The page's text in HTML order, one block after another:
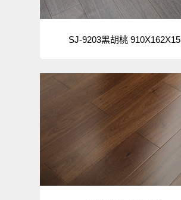
SJ-9203黑胡桃 910X162X15